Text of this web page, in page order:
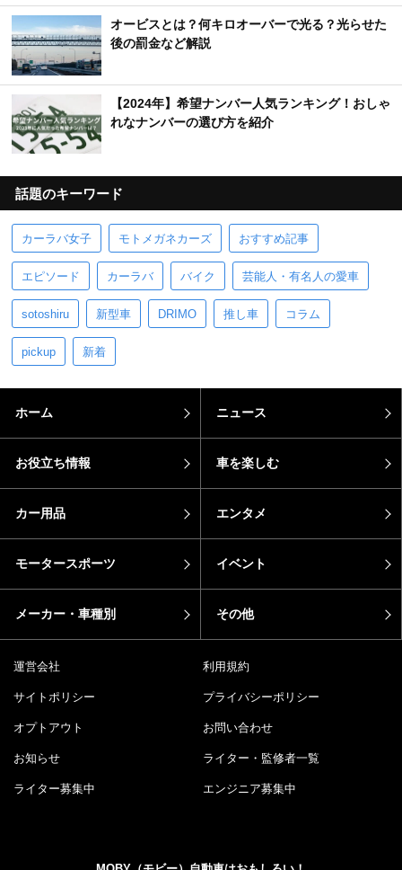
オービスとは？何キロオーバーで光る？光らせた
後の罰金など解説
【2024年】希望ナンバー人気ランキング！おしゃ
れなナンバーの選び方を紹介
話題のキーワード
カーラバ女子 モトメガネカーズ おすすめ記事
エピソード カーラバ バイク 芸能人・有名人の愛車
sotoshiru 新型車 DRIMO 推し車 コラム
pickup 新着
ホーム ニュース
お役立ち情報 車を楽しむ
カー用品 エンタメ
モータースポーツ イベント
メーカー・車種別 その他
運営会社 利用規約
サイトポリシー プライバシーポリシー
オプトアウト お問い合わせ
お知らせ ライター・監修者一覧
ライター募集中 エンジニア募集中